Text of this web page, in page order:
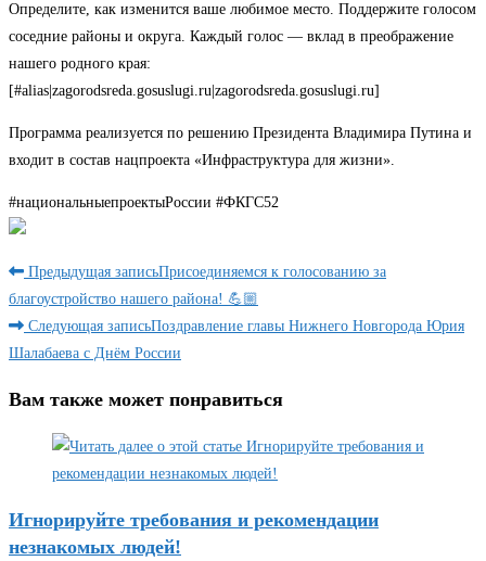
Определите, как изменится ваше любимое место. Поддержите голосом
соседние районы и округа. Каждый голос — вклад в преображение
нашего родного края:
[#alias|zagorodsreda.gosuslugi.ru|zagorodsreda.gosuslugi.ru]
Программа реализуется по решению Президента Владимира Путина и
входит в состав нацпроекта «Инфраструктура для жизни».
#национальныепроектыРоссии #ФКГС52
Читать
далее
статьи
Предыдущая записьПрисоединяемся к голосованию за
благоустройство нашего района! 💪🏼
Следующая записьПоздравление главы Нижнего Новгорода Юрия
Шалабаева с Днём России
Вам также может понравиться
Игнорируйте требования и рекомендации
незнакомых людей!